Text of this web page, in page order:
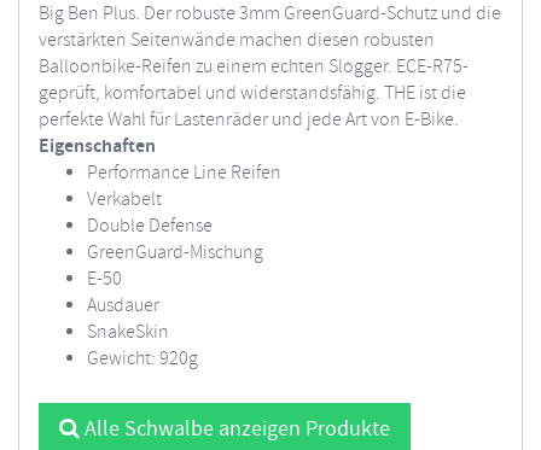
Big Ben Plus. Der robuste 3mm GreenGuard-Schutz und die
verstärkten Seitenwände machen diesen robusten
Balloonbike-Reifen zu einem echten Slogger. ECE-R75-
geprüft, komfortabel und widerstandsfähig. THE ist die
perfekte Wahl für Lastenräder und jede Art von E-Bike.
Eigenschaften
Performance Line Reifen
Verkabelt
Double Defense
GreenGuard-Mischung
E-50
Ausdauer
SnakeSkin
Gewicht: 920g
Alle Schwalbe anzeigen Produkte